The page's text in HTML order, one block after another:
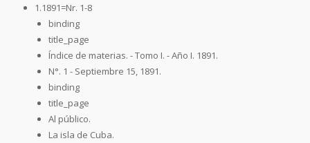
1.1891=Nr. 1-8
binding
title_page
Índice de materias. - Tomo I. - Año I. 1891.
N°. 1 - Septiembre 15, 1891.
binding
title_page
Al público.
La isla de Cuba.